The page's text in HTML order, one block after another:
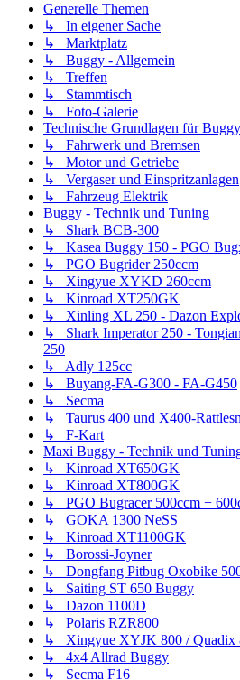
Generelle Themen
↳ In eigener Sache
↳ Marktplatz
↳ Buggy - Allgemein
↳ Treffen
↳ Stammtisch
↳ Foto-Galerie
Technische Grundlagen für
↳ Fahrwerk und Bremsen
↳ Motor und Getriebe
↳ Vergaser und Einspritzanlagen
↳ Fahrzeug Elektrik
Buggy - Technik und Tuning
↳ Shark BCB-300
↳ Kasea Buggy 150 - PGO
↳ PGO Bugrider 250ccm
↳ Xingyue XYKD 260ccm
↳ Kinroad XT250GK
↳ Xinling XL 250 - Dazon
↳ Shark Imperator 250 -
250
↳ Adly 125cc
↳ Buyang-FA-G300 - FA-G450
↳ Secma
↳ Taurus 400 und X400-
↳ F-Kart
Maxi Buggy - Technik und
↳ Kinroad XT650GK
↳ Kinroad XT800GK
↳ PGO Bugracer 500ccm +
↳ GOKA 1300 NeSS
↳ Kinroad XT1100GK
↳ Borossi-Joyner
↳ Dongfang Pitbug Oxobike
↳ Saiting ST 650 Buggy
↳ Dazon 1100D
↳ Polaris RZR800
↳ Xingyue XYJK 800 / Quadix
↳ 4x4 Allrad Buggy
↳ Secma F16